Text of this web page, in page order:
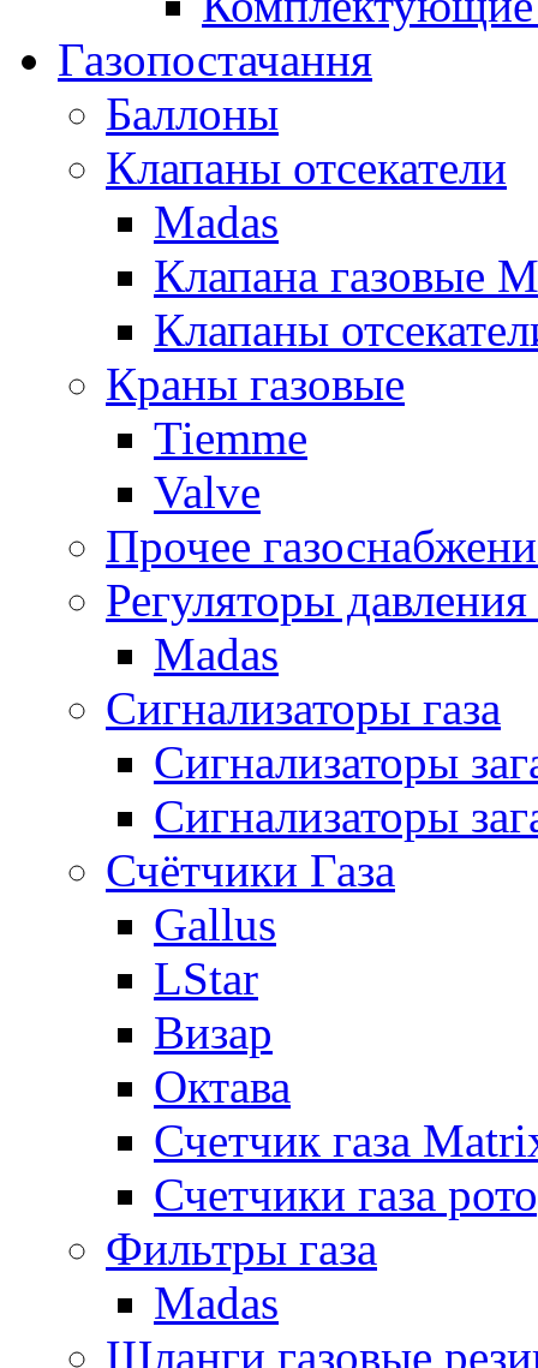
Газопостачання
Баллоны
Клапаны отсекатели
Madas
Клапана газовые
Клапаны
Краны газовые
Tiemme
Valve
Прочее
Регуляторы давления
Madas
Сигнализаторы газа
Сигнализаторы
Сигнализаторы
Счётчики Газа
Gallus
LStar
Визар
Октава
Счетчик газа
Счетчики газа
Фильтры газа
Madas
Шланги газовые